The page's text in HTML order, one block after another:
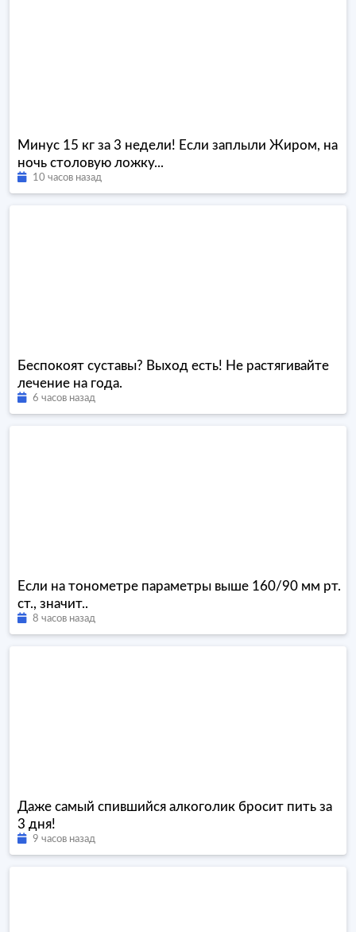
Минус 15 кг за 3 недели! Если заплыли Жиром, на
ночь столовую ложку...
10 часов назад
Беспокоят суставы? Выход есть! Не растягивайте
лечение на года.
6 часов назад
Если на тонометре параметры выше 160/90 мм рт.
ст., значит..
8 часов назад
Даже самый спившийся алкоголик бросит пить за
3 дня!
9 часов назад